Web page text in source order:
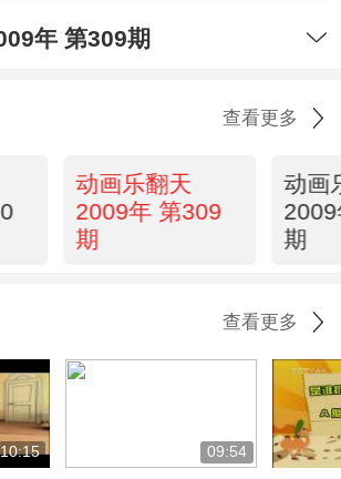
年 第309期
查看更多
动画乐翻天
2009年 第309
期
动画
期
查看更多
10:15 09:54